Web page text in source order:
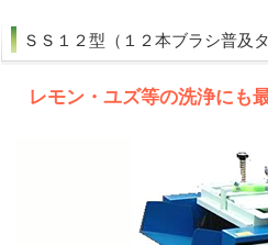
ＳＳ１２型（１２本ブラシ普及
レモン・ユズ等の洗浄にも